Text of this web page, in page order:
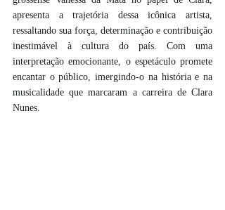
apresenta a trajetória dessa icônica artista,
ressaltando sua força, determinação e contribuição
inestimável à cultura do país. Com uma
interpretação emocionante, o espetáculo promete
encantar o público, imergindo-o na história e na
musicalidade que marcaram a carreira de Clara
Nunes.